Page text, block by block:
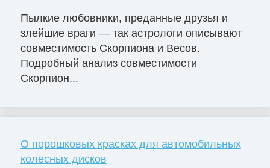
Пылкие любовники, преданные друзья и
злейшие враги — так астрологи описывают
совместимость Скорпиона и Весов.
Подробный анализ совместимости
Скорпион...
О порошковых красках для автомобильных
колесных дисков